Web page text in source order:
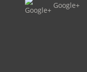
Google+